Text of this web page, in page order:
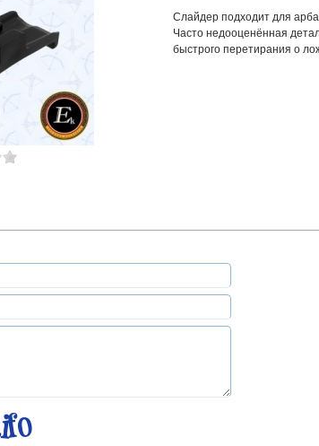
Слайдер подходит для
Часто недооценённая
быстрого перетирания о